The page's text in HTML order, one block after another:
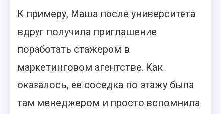
К примеру, Маша после университета
вдруг получила приглашение
поработать стажером в
маркетинговом агентстве. Как
оказалось, ее соседка по этажу была
там менеджером и просто вспомнила